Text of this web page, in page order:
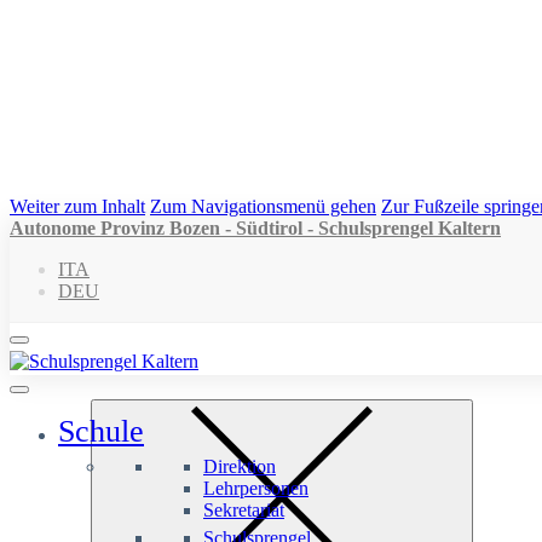
Weiter zum Inhalt Zum Navigationsmenü gehen Zur Fußzeile
Autonome Provinz Bozen - Südtirol - Schulsprengel Kaltern
ITA
DEU
Schule
Direktion
Lehrpersonen
Sekretariat
Schulsprengel